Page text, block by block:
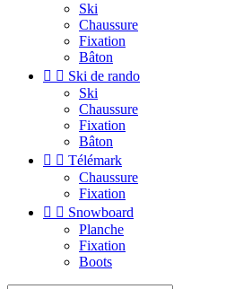
Ski
Chaussure
Fixation
Bâton
  Ski de rando
Ski
Chaussure
Fixation
Bâton
  Télémark
Chaussure
Fixation
  Snowboard
Planche
Fixation
Boots